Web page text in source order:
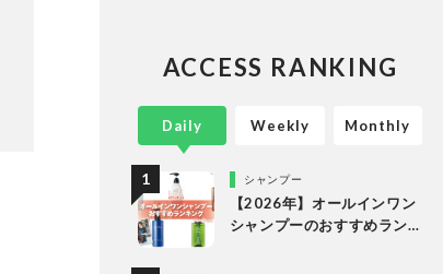
ACCESS RANKING
Daily
シャンプー
【2026年】オールインワン
シャンプーのおすすめラン
Weekly Monthly